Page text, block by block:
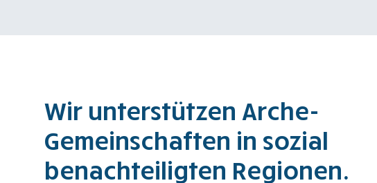
Wir unterstützen Arche-
Gemeinschaften in sozial
benachteiligten Regionen.